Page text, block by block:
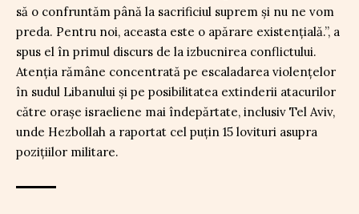
să o confruntăm până la sacrificiul suprem și nu ne vom
preda. Pentru noi, aceasta este o apărare existențială.”, a
spus el în primul discurs de la izbucnirea conflictului.
Atenția rămâne concentrată pe escaladarea violențelor
în sudul Libanului și pe posibilitatea extinderii atacurilor
către orașe israeliene mai îndepărtate, inclusiv Tel Aviv,
unde Hezbollah a raportat cel puțin 15 lovituri asupra
pozițiilor militare.